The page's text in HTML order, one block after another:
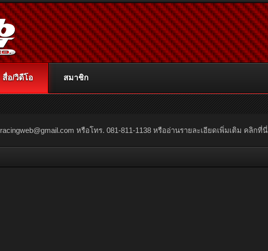
racingweb@gmail.com หรือโทร. 081-811-1138 หรืออ่านรายละเอียดเพิ่มเติม คลิกที่นี่
สื่อ/วิดีโอ สมาชิก